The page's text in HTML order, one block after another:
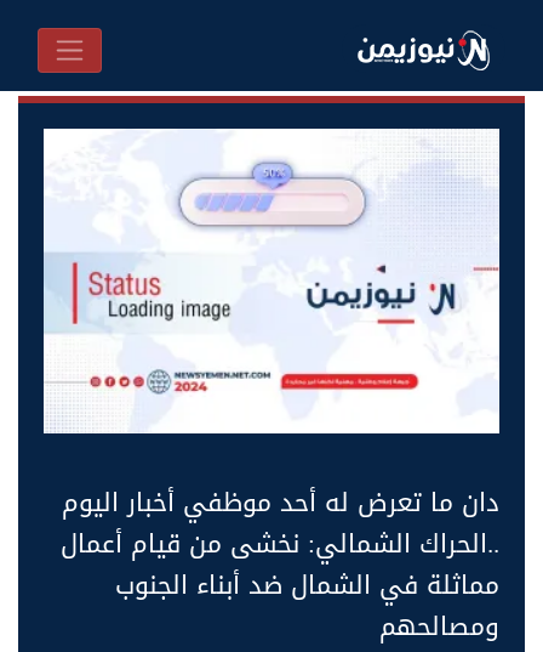
دان ما تعرض له أحد موظفي أخبار اليوم
..الحراك الشمالي: نخشى من قيام أعمال
مماثلة في الشمال ضد أبناء الجنوب
ومصالحهم